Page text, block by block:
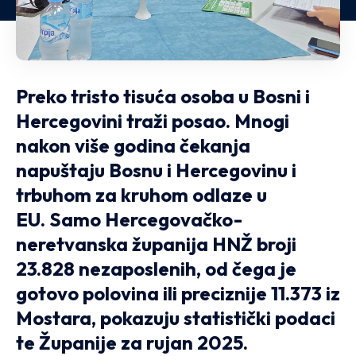
Preko tristo tisuća osoba u Bosni i
Hercegovini traži posao. Mnogi
nakon više godina čekanja
napuštaju Bosnu i Hercegovinu i
trbuhom za kruhom odlaze u
EU. Samo Hercegovačko-
neretvanska županija HNŽ broji
23.828 nezaposlenih, od čega je
gotovo polovina ili preciznije 11.373 iz
Mostara, pokazuju statistički podaci
te Županije za rujan 2025.